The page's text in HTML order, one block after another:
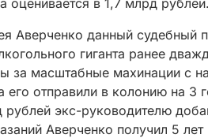
оценивается в 1,7 млрд рублей.
Аверченко данный судебный
гиганта ранее
за масштабные махинации с
его отправили в колонию на 3
экс-руководителю
Аверченко получил 5